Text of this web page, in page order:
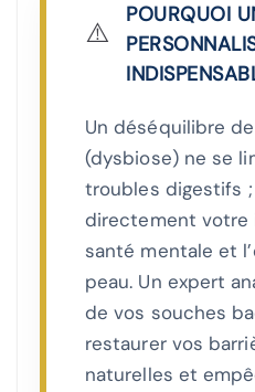
⚠️
POURQUOI
Un déséquilibre
(dysbiose) ne se
troubles digestifs
directement votre
santé mentale et
peau. Un expert
de vos souches
restaurer vos
naturelles et